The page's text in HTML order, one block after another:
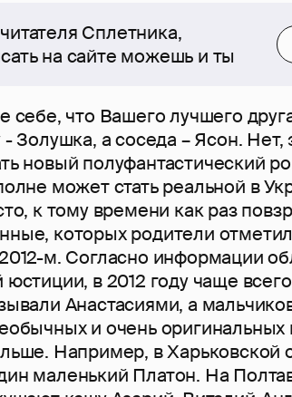
Сплетника,
на сайте можешь и ты
себе, что Вашего лучшего
- Золушка, а соседа – Ясон. Нет,
новый полуфантастический
может стать реальной в
к тому времени как раз
которых родители
м. Согласно информации
юстиции, в 2012 году чаще
Анастасиями, а
и очень
Например, в Харьковской
маленький Платон. На